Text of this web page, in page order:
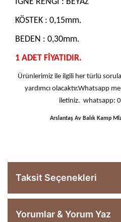
KÖSTEK : 0,15mm.
BEDEN : 0,30mm.
1 ADET FİYATIDIR.
Ürünlerimiz ile ilgili her türlü
yardımcı olacaktır.Whatsapp
iletiniz. whatsapp:
Arslantaş Av Balık Kamp
Taksit Seçenekleri
Yorumlar & Yorum Yaz